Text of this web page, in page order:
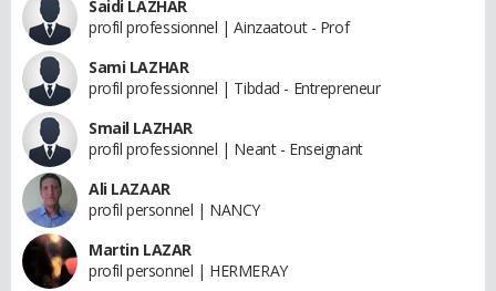
Saidi LAZHAR
profil professionnel | Ainzaatout - Prof
Sami LAZHAR
profil professionnel | Tibdad - Entrepreneur
Smail LAZHAR
profil professionnel | Neant - Enseignant
Ali LAZAAR
profil personnel | NANCY
Martin LAZAR
profil personnel | HERMERAY